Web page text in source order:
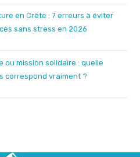
en Crète : 7 erreurs à éviter
sans stress en 2026
ou mission solidaire : quelle
correspond vraiment ?